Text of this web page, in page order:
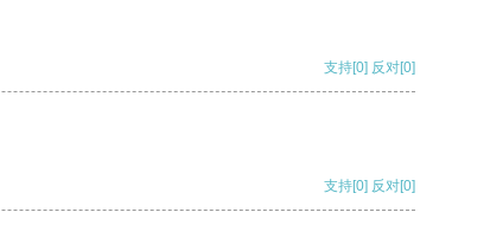
支持[0] 反对[0]
支持[0] 反对[0]